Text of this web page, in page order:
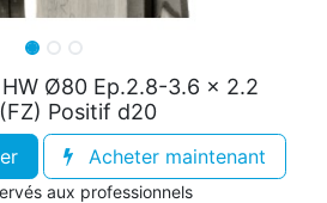
Ø80 Ep.2.8-3.6 x 2.2
Positif d20
Acheter maintenant
aux professionnels